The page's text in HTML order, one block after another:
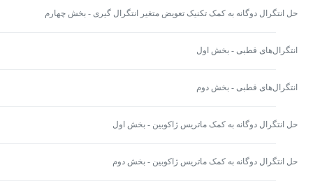
حل انتگرال دوگانه به کمک تکنیک تعویض متغیر انتگرال گیری - بخش چهارم
انتگرال‌های قطبی - بخش اول
انتگرال‌های قطبی - بخش دوم
حل انتگرال دوگانه به کمک ماتریس ژاکوبین - بخش اول
حل انتگرال دوگانه به کمک ماتریس ژاکوبین - بخش دوم